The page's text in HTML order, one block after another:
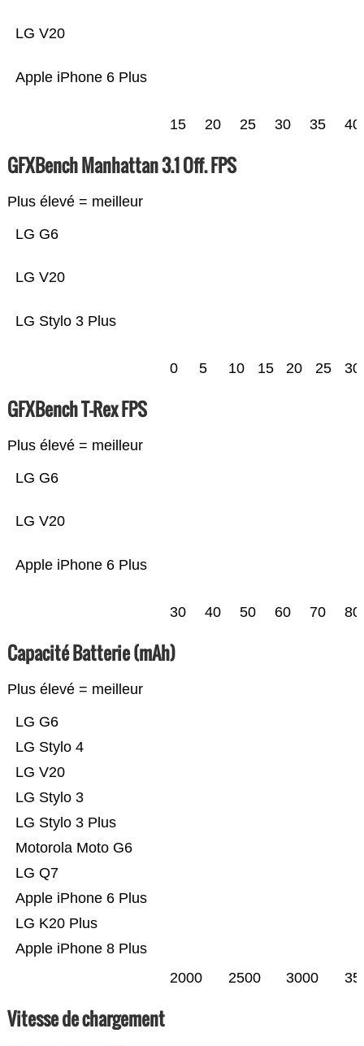
Apple iPhone 6 Plus
LG V20
15 20 25 30 35 40
GFXBench Manhattan 3.1 Off. FPS
Plus élevé = meilleur
LG Stylo 3 Plus
LG V20
LG G6
0 5 10 15 20 25 30
GFXBench T-Rex FPS
Plus élevé = meilleur
Apple iPhone 6 Plus
LG V20
LG G6
30 40 50 60 70 80
Capacité Batterie (mAh)
Plus élevé = meilleur
Apple iPhone 8 Plus
LG K20 Plus
Apple iPhone 6 Plus
LG Q7
Motorola Moto G6
LG Stylo 3 Plus
LG Stylo 3
LG V20
LG Stylo 4
LG G6
2000 2500 3000
Vitesse de chargement